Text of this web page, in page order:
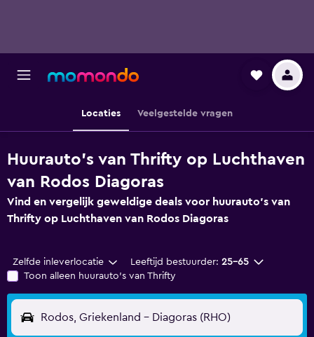
Locaties Veelgestelde vragen
Huurauto's van Thrifty op Luchthaven
van Rodos Diagoras
Vind en vergelijk geweldige deals voor huurauto's van
Thrifty op Luchthaven van Rodos Diagoras
Zelfde inleverlocatie Leeftijd bestuurder: 25-65
Toon alleen huurauto's van Thrifty
Rodos, Griekenland - Diagoras (RHO)